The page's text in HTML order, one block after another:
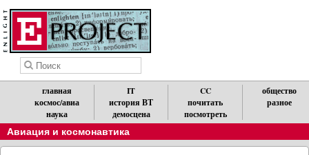
главная
космос/авиа
наука
IT
история ВТ
демосцена
CC
почитать
посмотреть
общество
разное
Авиация и космонавтика